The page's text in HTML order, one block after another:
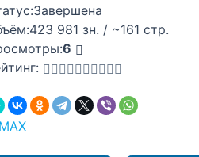
Завершена
423 981 зн. / ~161 стр.
6